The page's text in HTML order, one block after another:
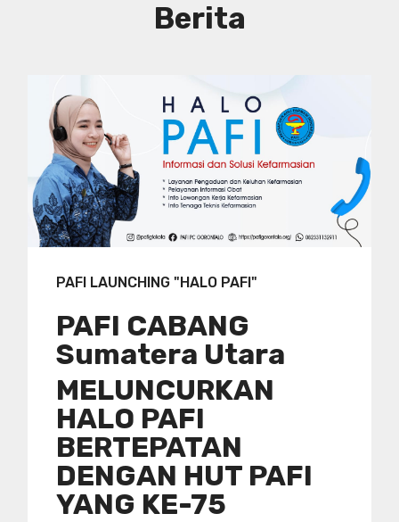
Berita
PAFI LAUNCHING "HALO PAFI"
PAFI CABANG
Sumatera Utara
MELUNCURKAN
HALO PAFI
BERTEPATAN
DENGAN HUT PAFI
YANG KE-75